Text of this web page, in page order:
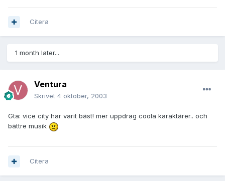
Citera
1 month later...
Ventura
Skrivet 4 oktober, 2003
Gta: vice city har varit bäst! mer uppdrag coola karaktärer.. och
bättre musik
Citera